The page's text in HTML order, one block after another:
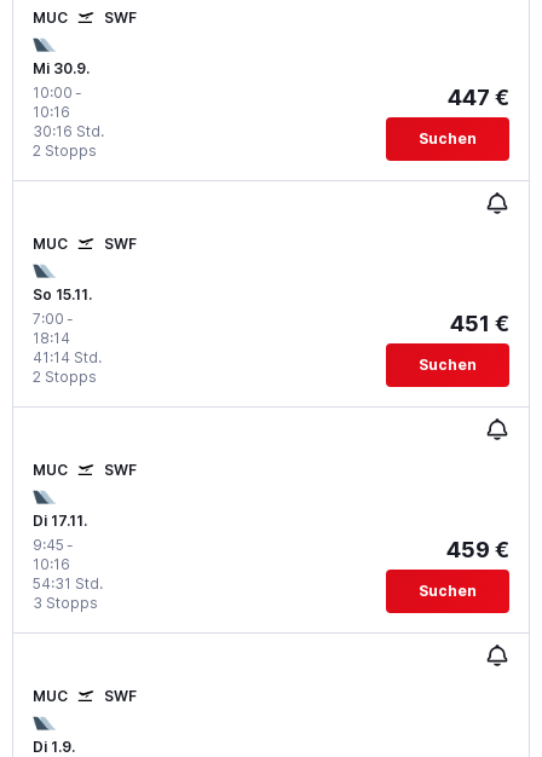
MUC SWF
Mi 30.9.
10:00 -
10:16
2 Stopps
30:16 Std.
447 €
Suchen
MUC SWF
So 15.11.
7:00 -
18:14
2 Stopps
41:14 Std.
451 €
Suchen
MUC SWF
Di 17.11.
9:45 -
10:16
3 Stopps
54:31 Std.
459 €
Suchen
MUC SWF
Di 1.9.